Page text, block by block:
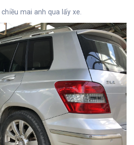
mai anh qua lấy xe.